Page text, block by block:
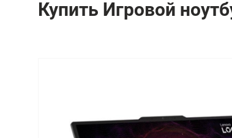
Купить Игровой